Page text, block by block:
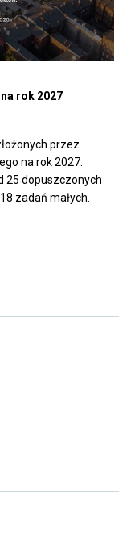
rok 2027
przez
na rok 2027.
25 dopuszczonych
zadań małych.